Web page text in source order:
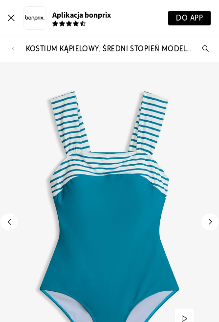
Aplikacja bonprix DO APP
KOSTIUM KĄPIELOWY, ŚREDNI STOPIEŃ MODELOWANIA SYLWETKI, NA SZEROKICH RAMIĄCZKACH